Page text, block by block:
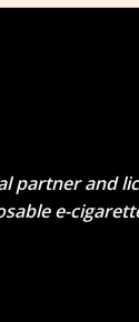
partner and
e-